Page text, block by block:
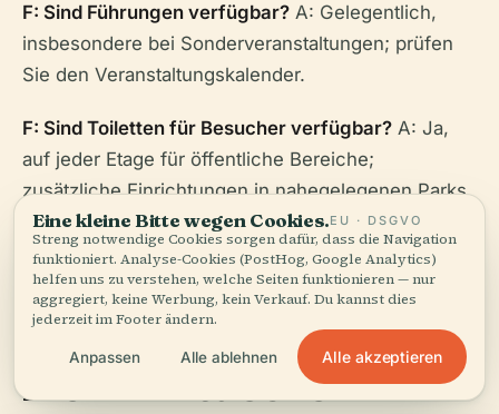
F: Sind Führungen verfügbar? A: Gelegentlich,
insbesondere bei Sonderveranstaltungen; prüfen
Sie den Veranstaltungskalender.
F: Sind Toiletten für Besucher verfügbar? A: Ja,
auf jeder Etage für öffentliche Bereiche;
zusätzliche Einrichtungen in nahegelegenen Parks
und Restaurants.
Mehr Entdecken
Eine kleine Bitte wegen Cookies.EU · DSGVO
Streng notwendige Cookies sorgen dafür, dass die Navigation
funktioniert. Analyse-Cookies (PostHog, Google Analytics)
helfen uns zu verstehen, welche Seiten funktionieren — nur
aggregiert, keine Werbung, kein Verkauf. Du kannst dies
jederzeit im Footer ändern.
Anpassen Alle ablehnen Alle akzeptieren